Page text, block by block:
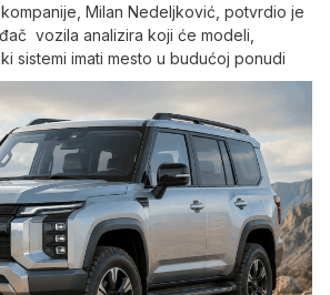
Milan Nedeljković, potvrdio je
vozila analizira koji će modeli,
sistemi imati mesto u budućoj ponudi